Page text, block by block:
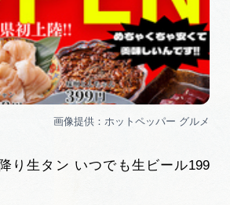
り生タン いつでも生ビール199